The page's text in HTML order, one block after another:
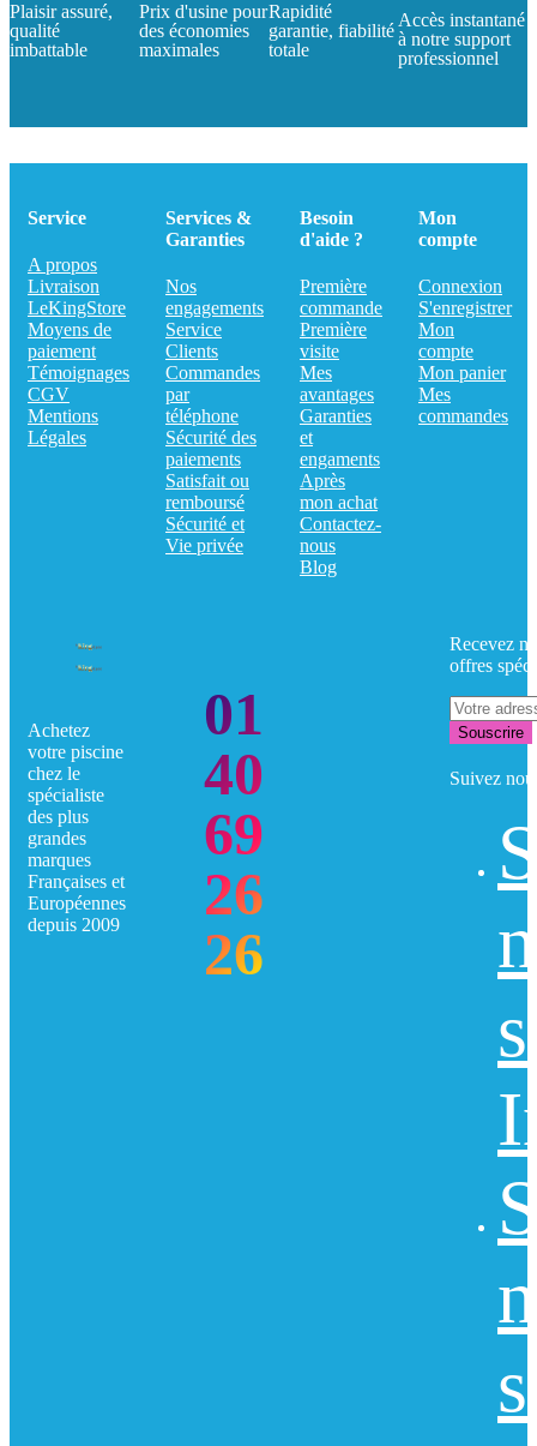
Plaisir assuré,
qualité
imbattable
Prix d'usine pour
des économies
maximales
Rapidité
garantie, fiabilité
totale
Accès instantané
à notre support
professionnel
Service
A propos
Livraison
LeKingStore
Moyens de
paiement
Témoignages
CGV
Mentions
Légales
Services &
Garanties
Nos
engagements
Service
Clients
Commandes
par
téléphone
Sécurité des
paiements
Satisfait ou
remboursé
Sécurité et
Vie privée
Besoin
d'aide ?
Première
commande
Première
visite
Mes
avantages
Garanties
et
engaments
Après
mon achat
Contactez-
nous
Blog
Mon
compte
Connexion
S'enregistrer
Mon
compte
Mon panier
Mes
commandes
Achetez
votre piscine
chez le
spécialiste
des plus
grandes
marques
Françaises et
Européennes
depuis 2009
01
40
69
26
26
Recevez
offres
Souscrire
Suivez